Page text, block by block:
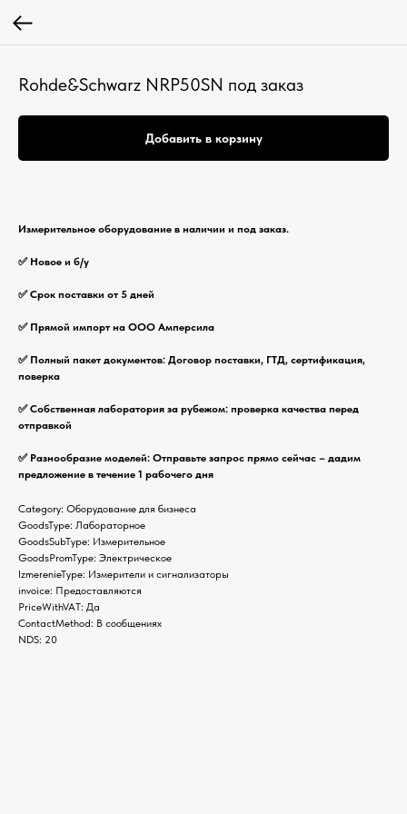
Rohde&Schwarz NRP50SN под заказ
Добавить в корзину
Измерительное оборудование в наличии и под заказ.
✅ Новое и б/у
✅ Срок поставки от 5 дней
✅ Прямой импорт на ООО Амперсила
✅ Полный пакет документов: Договор поставки, ГТД, сертификация,
поверка
✅ Собственная лаборатория за рубежом: проверка качества перед
отправкой
✅ Разнообразие моделей: Отправьте запрос прямо сейчас – дадим
предложение в течение 1 рабочего дня
Category: Оборудование для бизнеса
GoodsType: Лабораторное
GoodsSubType: Измерительное
GoodsPromType: Электрическое
IzmerenieType: Измерители и сигнализаторы
invoice: Предоставляются
PriceWithVAT: Да
ContactMethod: В сообщениях
NDS: 20